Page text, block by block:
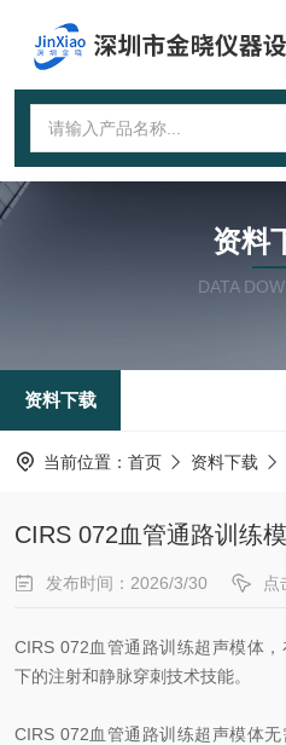
资料
DATA
资料下载
当前位置： 首页 资料下载
CIRS 072血管通路训练
发布时间：2026/3/30 点
CIRS 072血管通路训练超声模体
下的注射和静脉穿刺技术技能。
CIRS 072血管通路训练超声模体